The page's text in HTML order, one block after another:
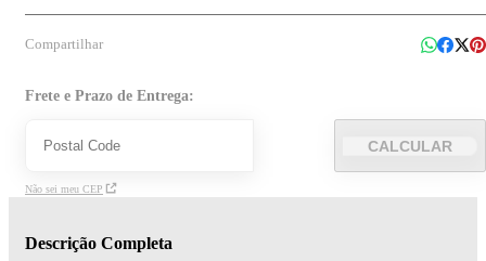
Compartilhar
Frete e Prazo de Entrega:
CALCULAR
Não sei meu CEP
Descrição Completa